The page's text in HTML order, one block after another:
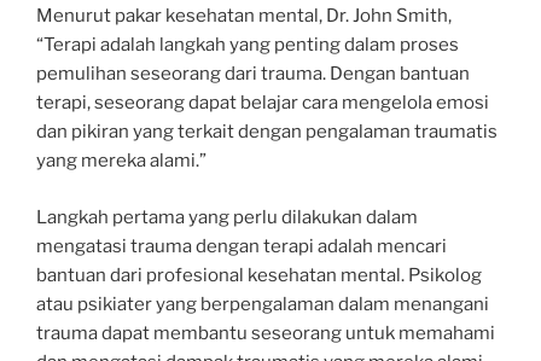
Menurut pakar kesehatan mental, Dr. John Smith,
“Terapi adalah langkah yang penting dalam proses
pemulihan seseorang dari trauma. Dengan bantuan
terapi, seseorang dapat belajar cara mengelola emosi
dan pikiran yang terkait dengan pengalaman traumatis
yang mereka alami.”
Langkah pertama yang perlu dilakukan dalam
mengatasi trauma dengan terapi adalah mencari
bantuan dari profesional kesehatan mental. Psikolog
atau psikiater yang berpengalaman dalam menangani
trauma dapat membantu seseorang untuk memahami